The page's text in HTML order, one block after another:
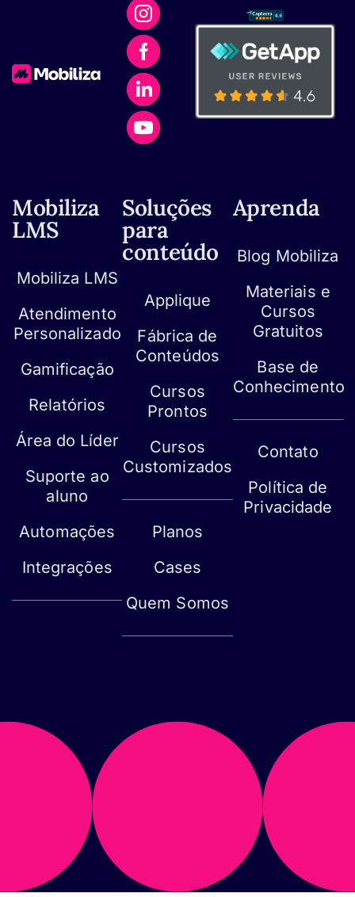
Mobiliza
LMS
Mobiliza LMS
Atendimento
Personalizado
Gamificação
Relatórios
Área do Líder
Suporte ao
aluno
Automações
Integrações
Soluções
para
conteúdo
Applique
Fábrica de
Conteúdos
Cursos
Prontos
Cursos
Customizados
Planos
Cases
Quem Somos
Aprenda
Blog Mobiliza
Materiais e
Cursos
Gratuitos
Base de
Conhecimento
Contato
Política de
Privacidade